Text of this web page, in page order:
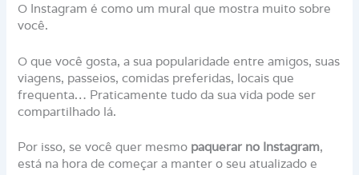
O Instagram é como um mural que mostra muito sobre
você.
O que você gosta, a sua popularidade entre amigos, suas
viagens, passeios, comidas preferidas, locais que
frequenta… Praticamente tudo da sua vida pode ser
compartilhado lá.
Por isso, se você quer mesmo paquerar no Instagram,
está na hora de começar a manter o seu atualizado e